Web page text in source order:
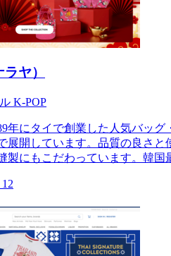
ヤ）
K-POP
年にタイで創業した人気バッ
展開しています。品質の良さ
製にもこだわっています。韓
12